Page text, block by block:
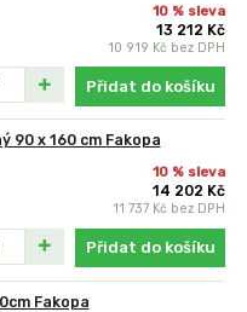
10 % sleva
13 212 Kč
10 919 Kč bez DPH
Přidat do košíku
90 x 160 cm Fakopa
10 % sleva
14 202 Kč
11 737 Kč bez DPH
Přidat do košíku
Fakopa